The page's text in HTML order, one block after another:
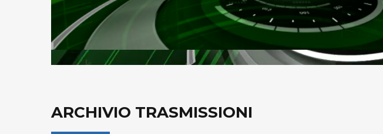
ARCHIVIO TRASMISSIONI